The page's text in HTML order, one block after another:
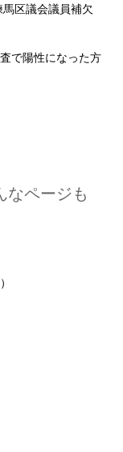
区議会議員補欠
で陽性になった方
なページも